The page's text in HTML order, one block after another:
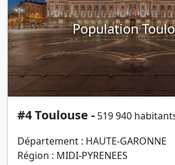
Population
#4 Toulouse - 519 940
Département : HAUTE-GARONNE
Région : MIDI-PYRENEES